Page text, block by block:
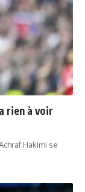
rien à voir
Hakimi se